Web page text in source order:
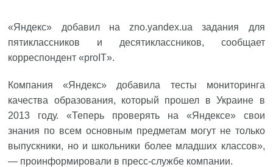
«Яндекс» добавил на zno.yandex.ua задания для
пятиклассников и десятиклассников, сообщает
корреспондент «proIT».
Компания «Яндекс» добавила тесты мониторинга
качества образования, который прошел в Украине в
2013 году. «Теперь проверять на «Яндексе» свои
знания по всем основным предметам могут не только
выпускники, но и школьники более младших классов»,
— проинформировали в пресс-службе компании.